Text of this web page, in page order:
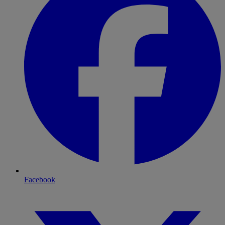
Facebook